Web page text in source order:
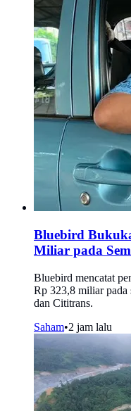
Bluebird
Miliar pada
Bluebird mencatat
Rp 323,8 miliar pada
dan Cititrans.
Saham•2 jam lalu